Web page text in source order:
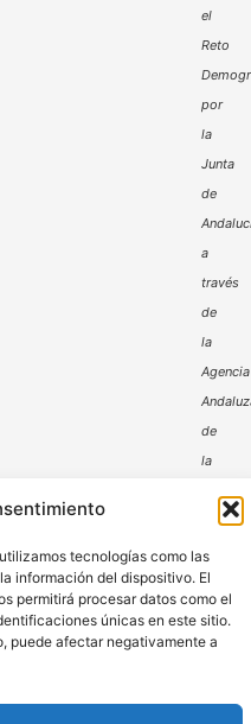
tecnologías como las
información del dispositivo. El
permitirá procesar datos como el
únicas en este sitio.
puede afectar negativamente a
el
Reto
por
la
Junta
de
a
través
de
la
Agencia
de
la
de Privacidad